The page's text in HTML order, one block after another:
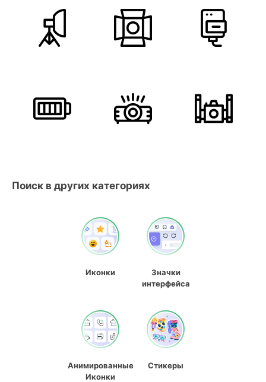
Поиск в других категориях
Иконки
Значки
интерфейса
Анимированные
Иконки
Стикеры